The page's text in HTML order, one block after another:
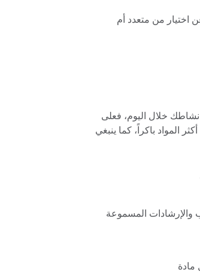
اختيار من متعدد أم
خلال اليوم، فعلى
المواد باكراً، كما ينبغي
والإرشادات المسموعة